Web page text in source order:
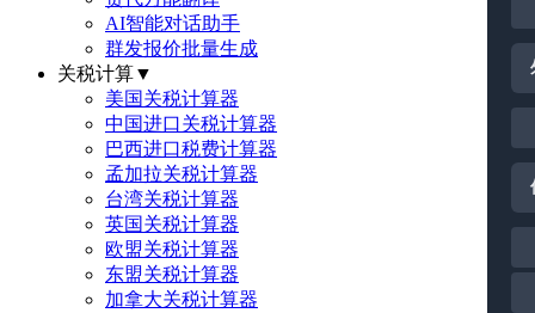
AI智能对话助手
群发报价批量生成
关税计算▼
美国关税计算器
中国进口关税计算器
巴西进口税费计算器
孟加拉关税计算器
台湾关税计算器
英国关税计算器
欧盟关税计算器
东盟关税计算器
加拿大关税计算器